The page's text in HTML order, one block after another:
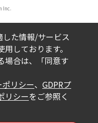
Inc.
た情報/サービス
しております。
場合は、「同意す
リシー、 GDPRプ
リシーをご参照く